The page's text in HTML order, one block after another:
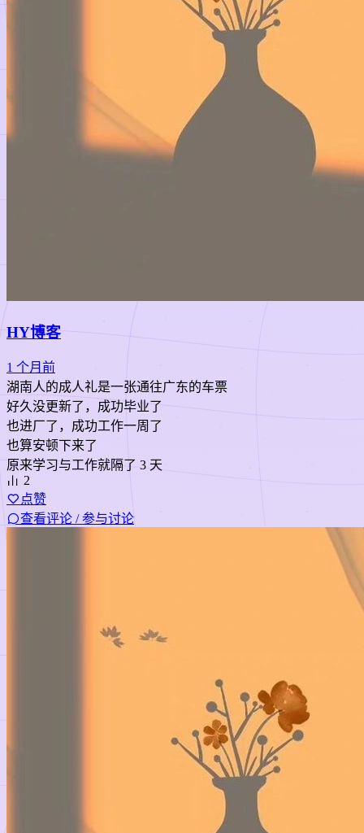
HY博客
1 个月前
湖南人的成人礼是一张通往广东的车票
好久没更新了，成功毕业了
也进厂了，成功工作一周了
也算安顿下来了
原来学习与工作就隔了 3 天
2
点赞
查看评论 / 参与讨论